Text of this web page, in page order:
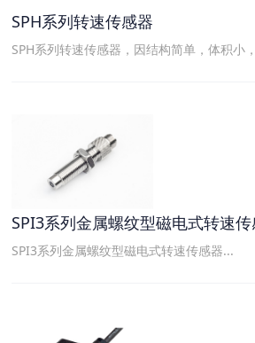
SPH系列转速传感器
SPH系列转速传感器，因结构简单，体积小
SPI3系列金属螺纹型磁电式转速
SPI3系列金属螺纹型磁电式转速传感器...